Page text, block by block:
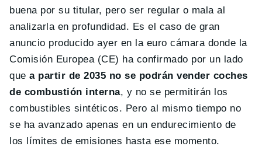
buena por su titular, pero ser regular o mala al
analizarla en profundidad. Es el caso de gran
anuncio producido ayer en la euro cámara donde la
Comisión Europea (CE) ha confirmado por un lado
que a partir de 2035 no se podrán vender coches
de combustión interna, y no se permitirán los
combustibles sintéticos. Pero al mismo tiempo no
se ha avanzado apenas en un endurecimiento de
los límites de emisiones hasta ese momento.